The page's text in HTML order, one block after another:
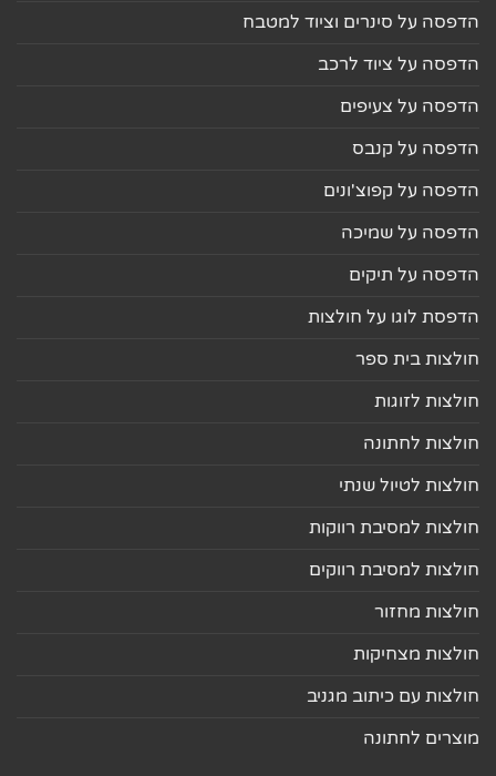
הדפסה על סינרים וציוד למטבח
הדפסה על ציוד לרכב
הדפסה על צעיפים
הדפסה על קנבס
הדפסה על קפוצ'ונים
הדפסה על שמיכה
הדפסה על תיקים
הדפסת לוגו על חולצות
חולצות בית ספר
חולצות לזוגות
חולצות לחתונה
חולצות לטיול שנתי
חולצות למסיבת רווקות
חולצות למסיבת רווקים
חולצות מחזור
חולצות מצחיקות
חולצות עם כיתוב מגניב
מוצרים לחתונה